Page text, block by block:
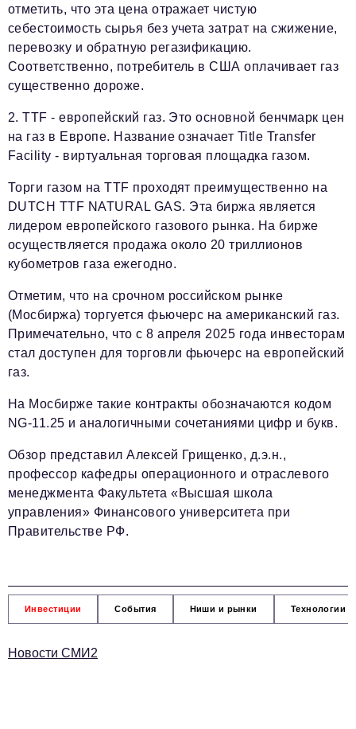
отметить, что эта цена отражает чистую
себестоимость сырья без учета затрат на сжижение,
перевозку и обратную регазификацию.
Соответственно, потребитель в США оплачивает газ
существенно дороже.
2. TTF - европейский газ. Это основной бенчмарк цен
на газ в Европе. Название означает Title Transfer
Facility - виртуальная торговая площадка газом.
Торги газом на TTF проходят преимущественно на
DUTCH TTF NATURAL GAS. Эта биржа является
лидером европейского газового рынка. На бирже
осуществляется продажа около 20 триллионов
кубометров газа ежегодно.
Отметим, что на срочном российском рынке
(Мосбиржа) торгуется фьючерс на американский газ.
Примечательно, что с 8 апреля 2025 года инвесторам
стал доступен для торговли фьючерс на европейский
газ.
На Мосбирже такие контракты обозначаются кодом
NG-11.25 и аналогичными сочетаниями цифр и букв.
Обзор представил Алексей Грищенко, д.э.н.,
профессор кафедры операционного и отраслевого
менеджмента Факультета «Высшая школа
управления» Финансового университета при
Правительстве РФ.
Инвестиции События Ниши и рынки Технологии
Новости СМИ2